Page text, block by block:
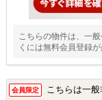
こちらの物件は、一
くには無料会員登録が
会員限定 こちらは一